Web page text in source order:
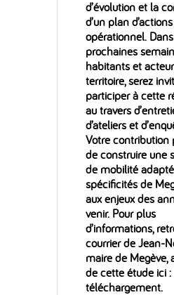
d’évolution et la
d’un plan d’actions
opérationnel.
prochaines
habitants et
territoire, serez
participer à cette
au travers
d’ateliers et
Votre contribution
de construire une
de mobilité
spécificités de
aux enjeux des
venir. Pour plus
d’informations,
courrier de Jean-
maire de Megève,
de cette étude ici
téléchargement.